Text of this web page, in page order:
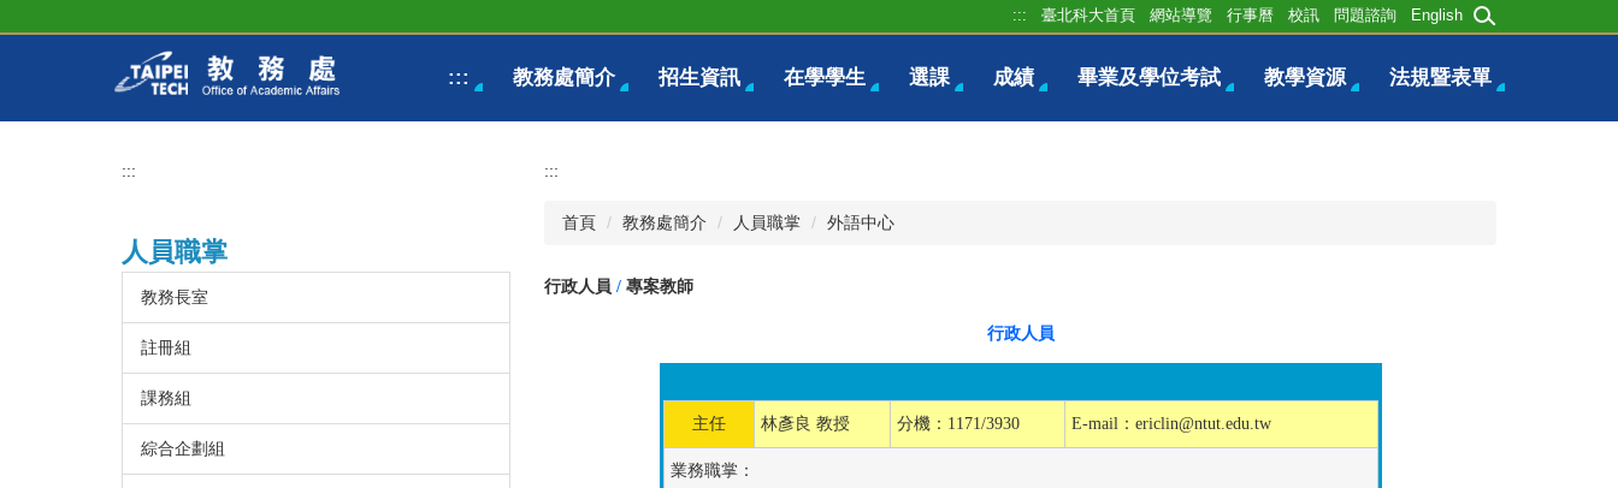
內
::: 教務處簡介 招生資訊 在學學生 選課 成績 畢業及學位考試 教學資源 法規暨表單
::: 臺北科大首頁 網站導覽 行事曆 校訊 問題諮詢 English
:::
人員職掌
教務長室
註冊組
課務組
綜合企劃組
:::
首頁 教務處簡介 人員職掌 外語中心
行政人員 / 專案教師
行政人員
主任 林彥良 教授 分機：1171/3930 E-mail： ericlin@ntut.edu.tw
業務職掌：